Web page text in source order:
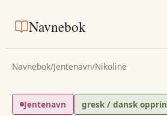
Navnebok
Navnebok/Jentenavn/Nikoline
Jentenavn gresk / dansk